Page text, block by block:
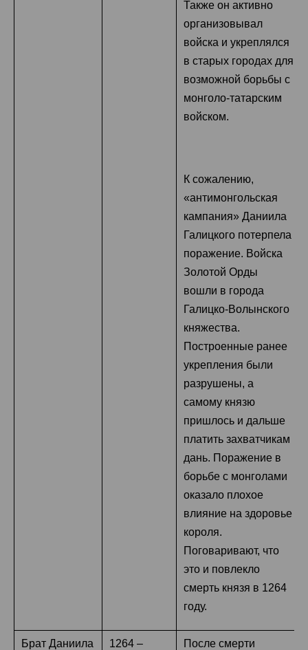
Также он активно
организовывал
войска и укреплялся
в старых городах для
возможной борьбы с
монголо-татарским
войском.
К сожалению,
«антимонгольская
кампания» Даниила
Галицкого потерпела
поражение. Войска
Золотой Орды
вошли в города
Галицко-Волынского
княжества.
Построенные ранее
укрепления были
разрушены, а
самому князю
пришлось и дальше
платить захватчикам
дань. Поражение в
борьбе с монголами
оказало плохое
влияние на здоровье
короля.
Поговаривают, что
это и повлекло
смерть князя в 1264
году.
Брат Даниила
1264 –
После смерти